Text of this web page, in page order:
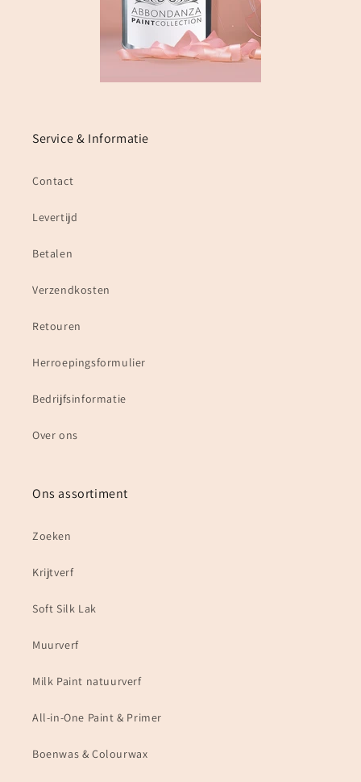
Service & Informatie
Contact
Levertijd
Betalen
Verzendkosten
Retouren
Herroepingsformulier
Bedrijfsinformatie
Over ons
Ons assortiment
Zoeken
Krijtverf
Soft Silk Lak
Muurverf
Milk Paint natuurverf
All-in-One Paint & Primer
Boenwas & Colourwax